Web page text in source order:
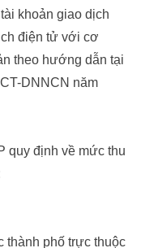
khoản giao dịch
điện tử với cơ
theo hướng dẫn tại
DNNCN năm
quy định về mức thu
thành phố trực thuộc